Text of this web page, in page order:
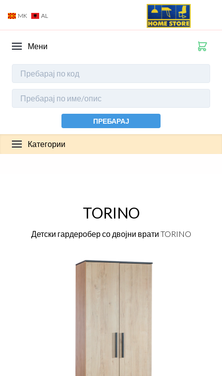
MK AL
Мени
ПРЕБАРАЈ
Категории
TORINO
Детски гардеробер со двојни врати TORINO